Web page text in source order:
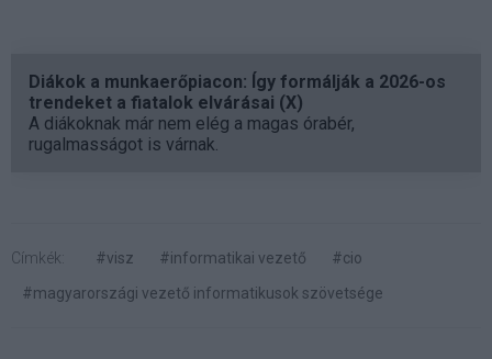
Diákok a munkaerőpiacon: Így formálják a 2026-os
trendeket a fiatalok elvárásai (X)
A diákoknak már nem elég a magas órabér,
rugalmasságot is várnak.
Címkék: #visz #informatikai vezető
#cio
#magyarországi vezető informatikusok szövetsége